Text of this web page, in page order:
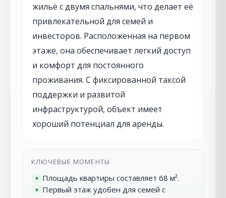
жильё с двумя спальнями, что делает её
привлекательной для семей и
инвесторов. Расположенная на первом
этаже, она обеспечивает легкий доступ
и комфорт для постоянного
проживания. С фиксированной таксой
поддержки и развитой
инфраструктурой, объект имеет
хороший потенциал для аренды.
КЛЮЧЕВЫЕ МОМЕНТЫ
+ Площадь квартиры составляет 68 м².
+ Первый этаж удобен для семей с